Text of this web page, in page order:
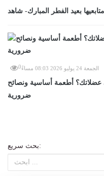
بعيد الفطر المبارك- شاهد
الجمعة 24 يوليو 2026 08:03 مساءً 0
أطعمة أساسية ونصائح
ضرورية
بحث سريع: